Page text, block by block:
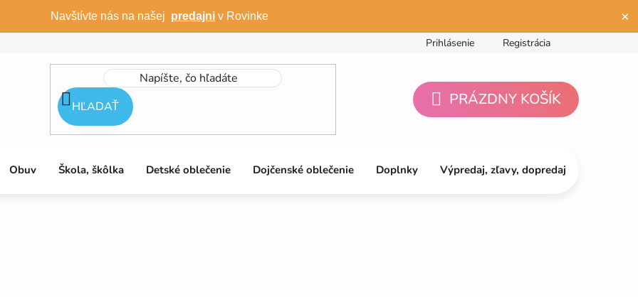
Navštívte nás na našej predajni v Rovinke ×
Prihlásenie Registrácia
HĽADAŤ
NÁKUPNÝ
PRÁZDNY KOŠÍK
Obuv Škola, škôlka Detské oblečenie Dojčenské oblečenie Doplnky Výpredaj, zľavy, dopredaj